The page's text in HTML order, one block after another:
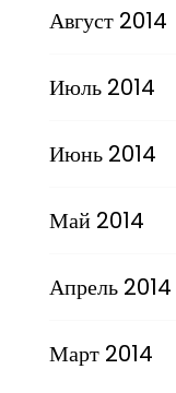
Август 2014
Июль 2014
Июнь 2014
Май 2014
Апрель 2014
Март 2014